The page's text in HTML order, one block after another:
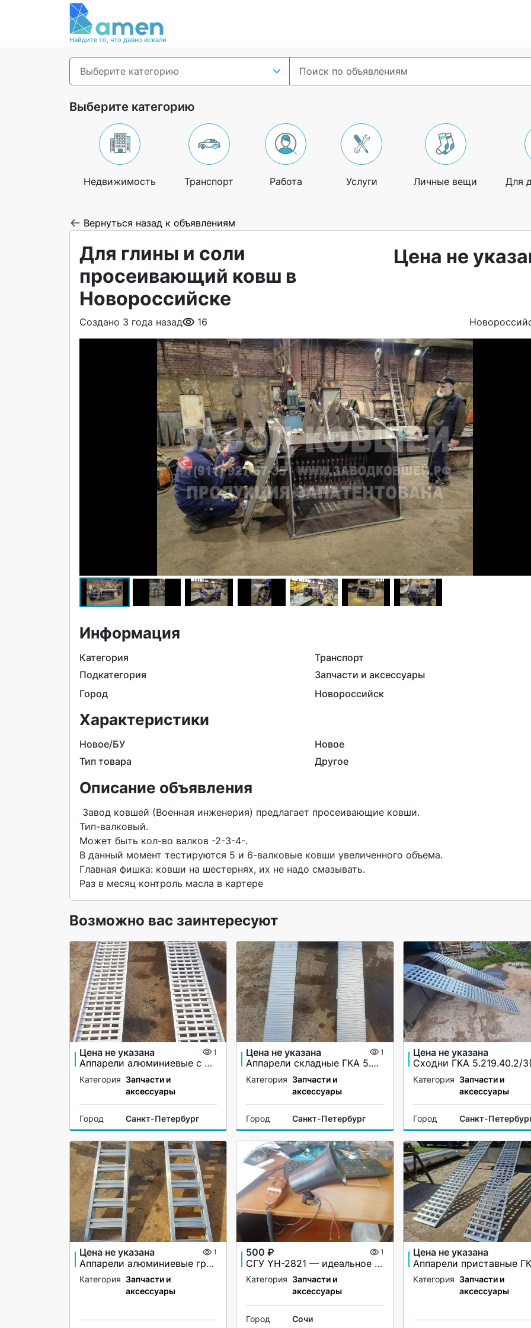
Найдите то, что давно искали
Выберите категорию
Выберите категорию
Недвижимость Транспорт Работа Услуги Личные вещи Для
Вернуться назад к объявлениям
Для глины и соли
просеивающий ковш в
Новороссийске
Цена не
Создано 3 года назад 16
Информация
Категория
Транспорт
Подкатегория
Запчасти и аксессуары
Город
Новороссийск
Характеристики
Новое/БУ
Новое
Тип товара
Другое
Описание объявления
Тип-валковый.
Может быть кол-во валков -2-3-4-.
В данный момент тестируются 5 и 6-валковые ковши увеличенного объема.
Главная фишка: ковши на шестернях, их не надо смазывать.
Раз в месяц контроль масла в картере
Возможно вас заинтересуют
Цена не указана 1
Аппарели алюминиевые с бортами
Категория Запчасти и
аксессуары
Город Санкт-Петербург
Цена не указана 1
Аппарели складные ГКА 5.225.28.2/1(100%)СР
Категория Запчасти и
аксессуары
Город Санкт-Петербург
Цена не указана
Категория Запчасти и
аксессуары
Город Санкт-
Цена не указана 1
Аппарели алюминиевые грузоподъёмность 2200 кг
Категория Запчасти и
аксессуары
500 ₽ 1
СГУ YH-2821 — идеальное решение для вашей автомашины!
Категория Запчасти и
аксессуары
Город Сочи
Цена не указана
Категория Запчасти и
аксессуары